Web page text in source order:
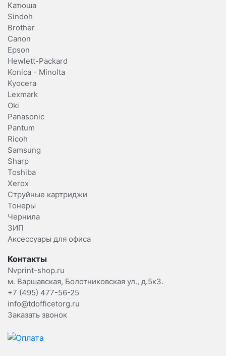
Катюша
Sindoh
Brother
Canon
Epson
Hewlett-Packard
Konica - Minolta
Kyocera
Lexmark
Oki
Panasonic
Pantum
Ricoh
Samsung
Sharp
Toshiba
Xerox
Струйные картриджи
Тонеры
Чернила
ЗИП
Аксессуары для офиса
Контакты
Nvprint-shop.ru
м. Варшавская, Болотниковская ул., д.5к3.
+7 (495) 477-56-25
info@tdofficetorg.ru
Заказать звонок